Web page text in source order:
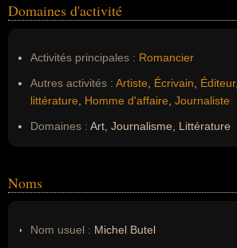
Domaines d'activité
Activités principales : Romancier
Autres activités : Artiste Écrivain Éditeur,
littérature
Homme d'affaire Journaliste
Domaines : Art, Journalisme, Littérature
Noms
Nom usuel : Michel Butel